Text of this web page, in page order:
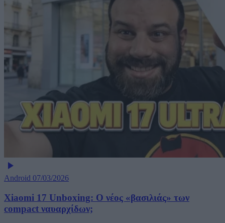
Android 07/03/2026
Xiaomi 17 Unboxing: Ο νέος «βασιλιάς» των
compact ναυαρχίδων;